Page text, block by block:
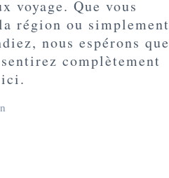
voyage. Que vous
région ou simplement
nous espérons que
complètement
ici.